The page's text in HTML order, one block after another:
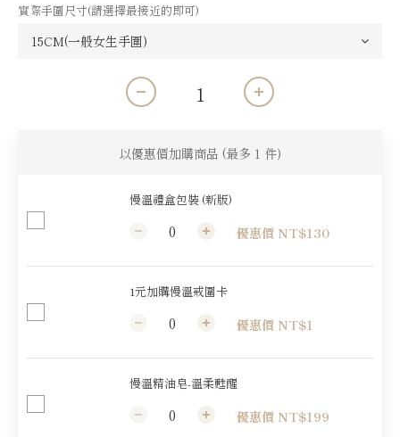
實際手圍尺寸(請選擇最接近的即可)
以優惠價加購商品 (最多 1 件)
慢溫禮盒包裝 (新版)
優惠價 NT$130
1元加購慢溫戒圍卡
優惠價 NT$1
慢溫精油皂-溫柔甦醒
優惠價 NT$199